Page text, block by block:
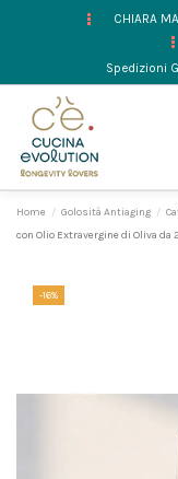
CHIARA
Spedizioni
Home Golosità Antiaging
con Olio Extravergine di Oliva da
-16%